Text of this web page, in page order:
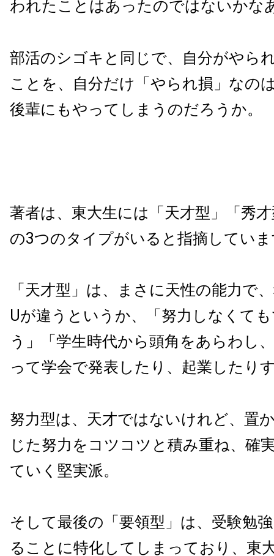
われたことはあったのではないかな
部活のシゴキと同じで、自分がやら
ことを、自分だけ「やられ損」なの
後輩にもやってしまうのだろうか。
著者は、東大生には「天才型」「秀
の3つのタイプがいると指摘してい
「天才型」は、まさに天性の能力で
Uが違うというか、「努力しなくて
う」「学生時代から頭角をあらわし
って学会で発表したり、起業したり
努力型は、天才ではないけれど、置
じた努力をコツコツと積み重ね、確
ていく堅実派。
そして最後の「要領型」は、受験勉
ることに特化してしまっており、東